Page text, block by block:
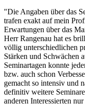
"Die Angaben über das
trafen exakt auf mein
Erwartungen über das
Herr Rangenau hat es
völlig unterschiedlichen
Stärken und Schwächen
Seminartagen konnte
bzw. auch schon
gemacht so intensiv und
definitiv weitere
anderen Interessierten